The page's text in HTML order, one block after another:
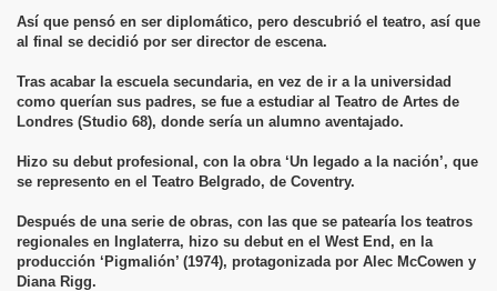
Así que pensó en ser diplomático, pero descubrió el teatro, así que
al final se decidió por ser director de escena.
Tras acabar la escuela secundaria, en vez de ir a la universidad
como querían sus padres, se fue a estudiar al Teatro de Artes de
Londres (Studio 68), donde sería un alumno aventajado.
Hizo su debut profesional, con la obra ‘Un legado a la nación’, que
se represento en el Teatro Belgrado, de Coventry.
Después de una serie de obras, con las que se patearía los teatros
regionales en Inglaterra, hizo su debut en el West End, en la
producción ‘Pigmalión’ (1974), protagonizada por Alec McCowen y
Diana Rigg.